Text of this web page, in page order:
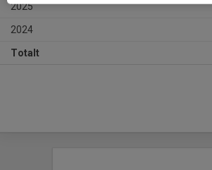
2025
2024
Totalt